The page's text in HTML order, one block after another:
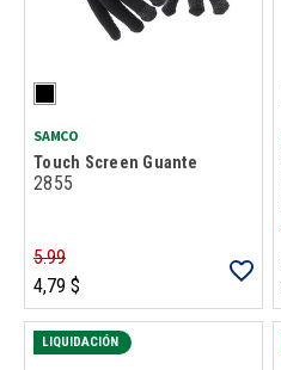
SAMCO
Touch Screen Guante
2855
5.99
4,79 $
LIQUIDACIÓN